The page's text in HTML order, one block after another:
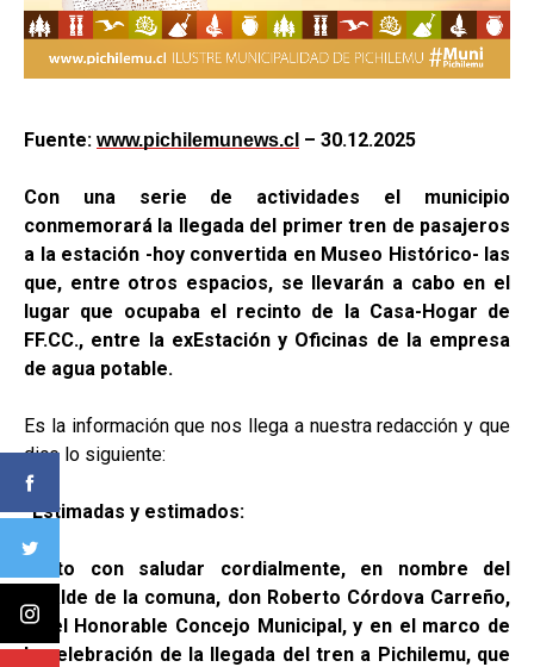
Fuente: www.pichilemunews.cl – 30.12.2025
Con una serie de actividades el municipio
conmemorará la llegada del primer tren de pasajeros
a la estación -hoy convertida en Museo Histórico- las
que, entre otros espacios, se llevarán a cabo en el
lugar que ocupaba el recinto de la Casa-Hogar de
FF.CC., entre la exEstación y Oficinas de la empresa
de agua potable.
Es la información que nos llega a nuestra redacción y que
dice lo siguiente:
“Estimadas y estimados:
Junto con saludar cordialmente, en nombre del
alcalde de la comuna, don Roberto Córdova Carreño,
y del Honorable Concejo Municipal, y en el marco de
la celebración de la llegada del tren a Pichilemu, que